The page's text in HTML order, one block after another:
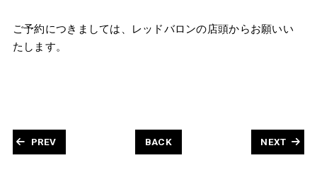
ご予約につきましては、レッドバロンの店頭からお願いい
たします。
NEXT
BACK
PREV